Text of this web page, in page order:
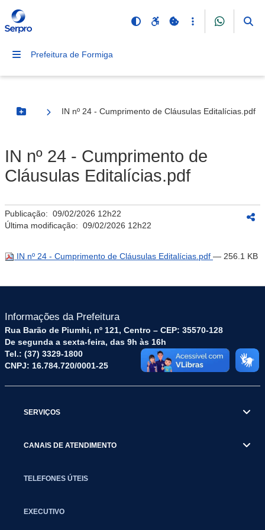
Prefeitura de Formiga
Botão Menu
IN nº 24 - Cumprimento de Cláusulas Editalícias.pdf
IN nº 24 - Cumprimento de
Cláusulas Editalícias.pdf
Publicação: 09/02/2026 12h22
Última modificação: 09/02/2026 12h22
IN nº 24 - Cumprimento de Cláusulas Editalícias.pdf — 256.1 KB
Informações da Prefeitura
Rua Barão de Piumhi, nº 121, Centro – CEP: 35570-128
De segunda a sexta-feira, das 9h às 16h
Tel.: (37) 3329-1800
CNPJ: 16.784.720/0001-25
SERVIÇOS
CANAIS DE ATENDIMENTO
TELEFONES ÚTEIS
EXECUTIVO